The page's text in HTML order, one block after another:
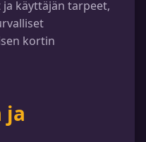
käyttäjän tarpeet,
kortin
ja